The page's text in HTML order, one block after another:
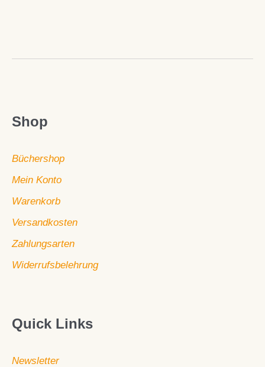
Shop
Büchershop
Mein Konto
Warenkorb
Versandkosten
Zahlungsarten
Widerrufsbelehrung
Quick Links
Newsletter